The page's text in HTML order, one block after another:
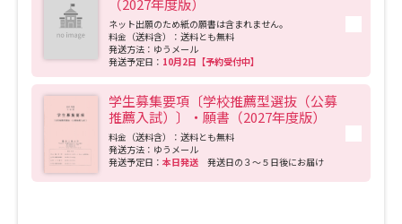
新生活お役立ちガイド
学問発見 学問検索
大学で学びたい学問発見
（2027年度版）
ネット出願のため紙の願書は含まれません。
料金（送料含）：送料とも無料
発送方法：ゆうメール
発送予定日： 10月2日【予約受付中】
学生募集要項〔学校推薦型選抜（公募
推薦入試）〕・願書（2027年度版）
料金（送料含）：送料とも無料
発送方法：ゆうメール
発送予定日： 本日発送 発送日の３～５日後にお届け